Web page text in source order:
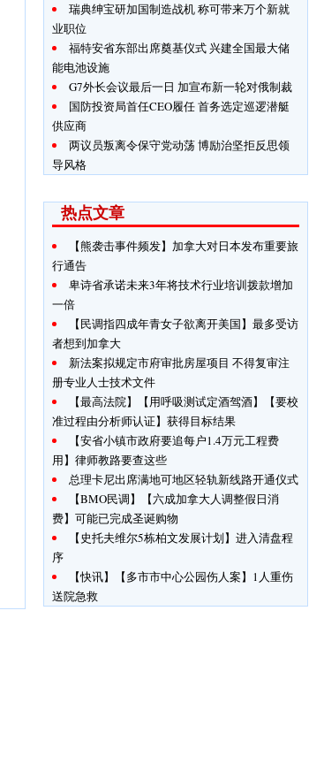
瑞典绅宝研加国制造战机 称可带来万个新就
业职位
福特安省东部出席奠基仪式 兴建全国最大储
能电池设施
G7外长会议最后一日 加宣布新一轮对俄制裁
国防投资局首任CEO履任 首务选定巡逻潜艇
供应商
两议员叛离令保守党动荡 博励治坚拒反思领
导风格
热点文章
【熊袭击事件频发】加拿大对日本发布重要旅
行通告
卑诗省承诺未来3年将技术行业培训拨款增加
一倍
【民调指四成年青女子欲离开美国】最多受访
者想到加拿大
新法案拟规定市府审批房屋项目 不得复审注
册专业人士技术文件
【最高法院】【用呼吸测试定酒驾酒】【要校
准过程由分析师认证】获得目标结果
【安省小镇市政府要追每户1.4万元工程费
用】律师教路要查这些
总理卡尼出席满地可地区轻轨新线路开通仪式
【BMO民调】【六成加拿大人调整假日消
费】可能已完成圣诞购物
【史托夫维尔5栋柏文发展计划】进入清盘程
序
【快讯】【多市市中心公园伤人案】1人重伤
送院急救